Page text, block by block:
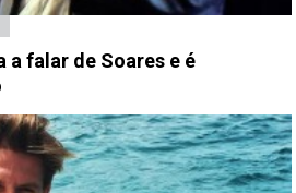
a falar de Soares e é